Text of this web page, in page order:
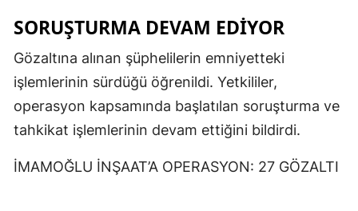
SORUŞTURMA DEVAM EDİYOR
Gözaltına alınan şüphelilerin emniyetteki
işlemlerinin sürdüğü öğrenildi. Yetkililer,
operasyon kapsamında başlatılan soruşturma ve
tahkikat işlemlerinin devam ettiğini bildirdi.
İMAMOĞLU İNŞAAT’A OPERASYON: 27 GÖZALTI